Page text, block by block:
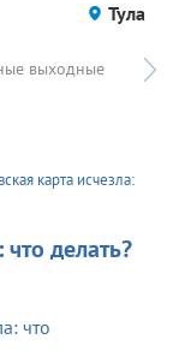
Тула
выходные
карта исчезла:
делать?